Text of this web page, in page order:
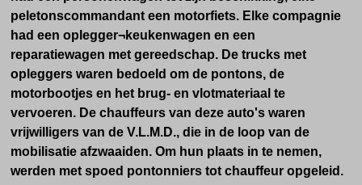
peletonscommandant een motorfiets. Elke compagnie
had een oplegger¬keukenwagen en een
reparatiewagen met gereedschap. De trucks met
opleggers waren bedoeld om de pontons, de
motorbootjes en het brug- en vlotmateriaal te
vervoeren. De chauffeurs van deze auto's waren
vrijwilligers van de V.L.M.D., die in de loop van de
mobilisatie afzwaaiden. Om hun plaats in te nemen,
werden met spoed pontonniers tot chauffeur opgeleid.